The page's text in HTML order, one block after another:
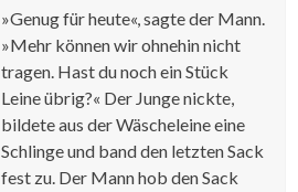
»Genug für heute«, sagte der Mann.
»Mehr können wir ohnehin nicht
tragen. Hast du noch ein Stück
Leine übrig?« Der Junge nickte,
bildete aus der Wäscheleine eine
Schlinge und band den letzten Sack
fest zu. Der Mann hob den Sack